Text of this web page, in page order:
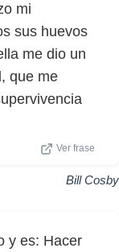
mi
sus huevos
me dio un
que me
Ver frase
Bill Cosby
y es: Hacer